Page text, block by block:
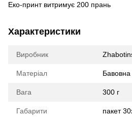
Еко-принт витримує 200 прань
Характеристики
Виробник
Матеріал
Вага 300 г
Габарити пакет